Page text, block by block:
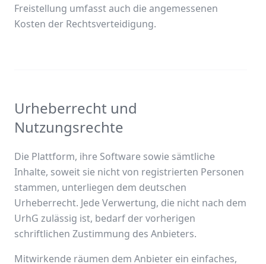
Freistellung umfasst auch die angemessenen
Kosten der Rechtsverteidigung.
Urheberrecht und
Nutzungsrechte
Die Plattform, ihre Software sowie sämtliche
Inhalte, soweit sie nicht von registrierten Personen
stammen, unterliegen dem deutschen
Urheberrecht. Jede Verwertung, die nicht nach dem
UrhG zulässig ist, bedarf der vorherigen
schriftlichen Zustimmung des Anbieters.
Mitwirkende räumen dem Anbieter ein einfaches,